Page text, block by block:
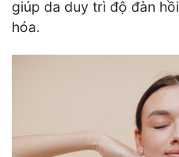
giúp da duy trì độ đàn
hóa.